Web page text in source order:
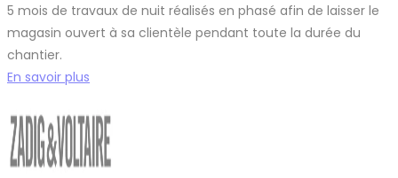
5 mois de travaux de nuit réalisés en phasé afin de laisser le
magasin ouvert à sa clientèle pendant toute la durée du
chantier.
En savoir plus